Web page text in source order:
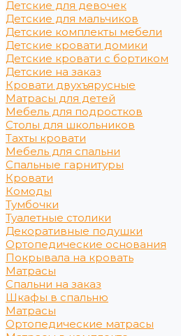
Детские для девочек
Детские для мальчиков
Детские комплекты мебели
Детские кровати домики
Детские кровати с бортиком
Детские на заказ
Кровати двухъярусные
Матрасы для детей
Мебель для подростков
Столы для школьников
Тахты кровати
Мебель для спальни
Спальные гарнитуры
Кровати
Комоды
Тумбочки
Туалетные столики
Декоративные подушки
Ортопедические основания
Покрывала на кровать
Матрасы
Спальни на заказ
Шкафы в спальню
Матрасы
Ортопедические матрасы